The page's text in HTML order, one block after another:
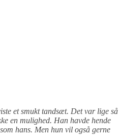
et smukt tandsæt. Det var lige så
en mulighed. Han havde hende
hans. Men hun vil også gerne